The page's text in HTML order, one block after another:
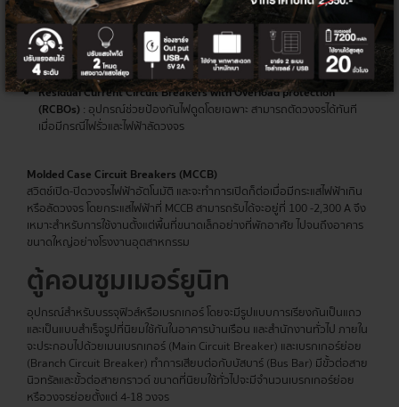
Residual Current Circuit Breakers (RCCBs): มีหน้าที่ช่วยตัดวงจรไฟฟ้า
เมื่อเกิดการรั่วไหล แต่ไม่สามารถตัดกระแสไฟฟ้าได้ทันที จะต้องใช้การทำงาน
ร่วมกับ MCB, MCCBที่รองรับการวัดได้หลากหลายค่า เช่น ค่าแรงดัน
(Voltage) ค่ากระแส (Current) ค่าความต้านทาน (Resistance) แล
Residual Current Circuit Breakers with Overload protection
(RCBOs) : อุปกรณ์ช่วยป้องกันไฟดูดโดยเฉพาะ สามารถตัดวงจรได้ทันที
เมื่อมีกรณีไฟรั่วและไฟฟ้าลัดวงจร
Molded Case Circuit Breakers (MCCB)
สวิตช์เปิด-ปิดวงจรไฟฟ้าอัตโนมัติ และจะทำการเปิดก็ต่อเมื่อมีกระแสไฟฟ้าเกิน
หรือลัดวงจร โดยกระแสไฟฟ้าที่ MCCB สามารถรับได้จะอยู่ที่ 100 -2,300 A จึง
เหมาะสำหรับการใช้งานตั้งแต่พื้นที่ขนาดเล็กอย่างที่พักอาศัย ไปจนถึงอาคาร
ขนาดใหญ่อย่างโรงงานอุตสาหกรรม
ตู้คอนซูมเมอร์ยูนิท
อุปกรณ์สำหรับบรรจุฟิวส์หรือเบรกเกอร์ โดยจะมีรูปแบบการเรียงกันเป็นแถว
และเป็นแบบสำเร็จรูปที่นิยมใช้กันในอาคารบ้านเรือน และสำนักงานทั่วไป ภายใน
จะประกอบไปด้วยเมนเบรกเกอร์ (Main Circuit Breaker) และเบรกเกอร์ย่อย
(Branch Circuit Breaker) ทำการเสียบต่อกับบัสบาร์ (Bus Bar) มีขั้วต่อสาย
นิวทรัลและขั้วต่อสายกราวด์ ขนาดที่นิยมใช้ทั่วไปจะมีจำนวนเบรกเกอร์ย่อย
หรือวงจรย่อยตั้งแต่ 4-18 วงจร